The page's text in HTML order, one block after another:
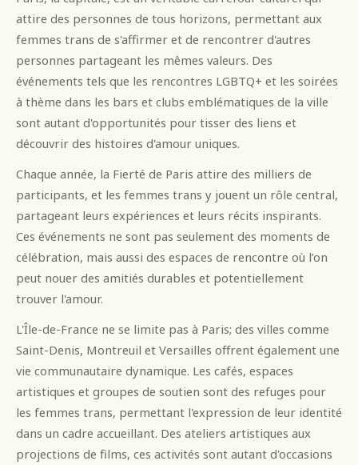
attire des personnes de tous horizons, permettant aux
femmes trans de s'affirmer et de rencontrer d'autres
personnes partageant les mêmes valeurs. Des
événements tels que les rencontres LGBTQ+ et les soirées
à thème dans les bars et clubs emblématiques de la ville
sont autant d'opportunités pour tisser des liens et
découvrir des histoires d'amour uniques.
Chaque année, la Fierté de Paris attire des milliers de
participants, et les femmes trans y jouent un rôle central,
partageant leurs expériences et leurs récits inspirants.
Ces événements ne sont pas seulement des moments de
célébration, mais aussi des espaces de rencontre où l’on
peut nouer des amitiés durables et potentiellement
trouver l'amour.
L'Île-de-France ne se limite pas à Paris; des villes comme
Saint-Denis, Montreuil et Versailles offrent également une
vie communautaire dynamique. Les cafés, espaces
artistiques et groupes de soutien sont des refuges pour
les femmes trans, permettant l'expression de leur identité
dans un cadre accueillant. Des ateliers artistiques aux
projections de films, ces activités sont autant d'occasions